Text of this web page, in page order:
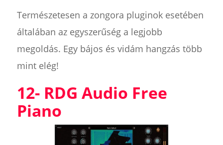
Természetesen a zongora pluginok esetében
általában az egyszerűség a legjobb
megoldás. Egy bájos és vidám hangzás több
mint elég!
12- RDG Audio Free
Piano